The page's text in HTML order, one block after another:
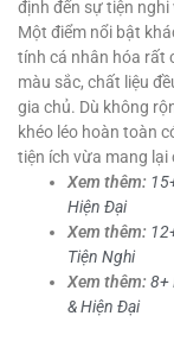
định đến sự tiện
Một điểm nổi bật
tính cá nhân hóa rất
màu sắc, chất liệu
gia chủ. Dù không
khéo léo hoàn toàn
tiện ích vừa mang lại
Xem thêm:
Hiện Đại
Xem thêm:
Tiện Nghi
Xem thêm: 8+
& Hiện Đại